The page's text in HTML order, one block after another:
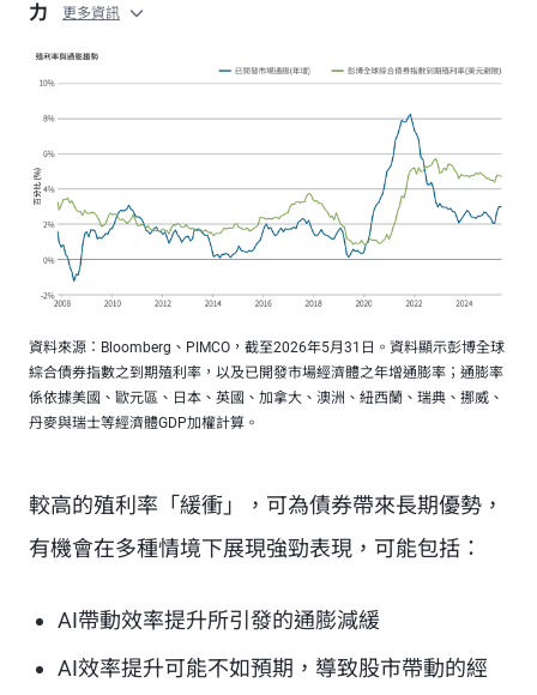
力
更多資訊
資料來源：Bloomberg、PIMCO，截至2026年5月31日。資料顯示彭博全球
綜合債券指數之到期殖利率，以及已開發市場經濟體之年增通膨率；通膨率
係依據美國、歐元區、日本、英國、加拿大、澳洲、紐西蘭、瑞典、挪威、
丹麥與瑞士等經濟體GDP加權計算。
較高的殖利率「緩衝」，可為債券帶來長期優勢，
有機會在多種情境下展現強勁表現，可能包括：
AI帶動效率提升所引發的通膨減緩
AI效率提升可能不如預期，導致股市帶動的經